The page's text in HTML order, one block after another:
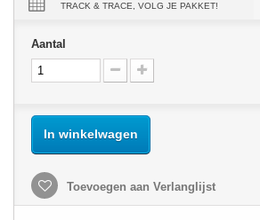
TRACK & TRACE, VOLG JE PAKKET!
Aantal
In winkelwagen
Toevoegen aan Verlanglijst